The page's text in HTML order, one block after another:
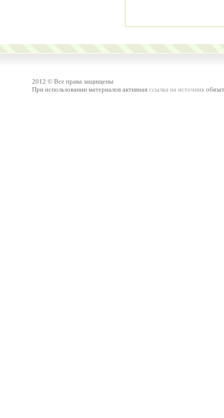
2012 © Все права защищены
При использовании материалов активная ссылка на источник